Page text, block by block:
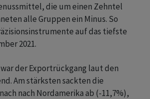
die um einen Zehntel
alle Gruppen ein Minus. So
auf das tiefste
2021.
der Exportrückgang laut den
Am stärksten sackten die
nach Nordamerika ab (-11,7%),